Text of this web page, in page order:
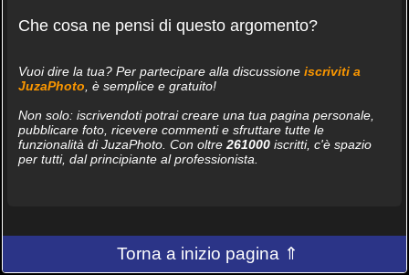
Che cosa ne pensi di questo argomento?
Vuoi dire la tua? Per partecipare alla discussione iscriviti a
JuzaPhoto , è semplice e gratuito!
Non solo: iscrivendoti potrai creare una tua pagina personale,
pubblicare foto, ricevere commenti e sfruttare tutte le
funzionalità di JuzaPhoto. Con oltre 261000iscritti, c'è spazio
per tutti, dal principiante al professionista.
Torna a inizio pagina ⇑